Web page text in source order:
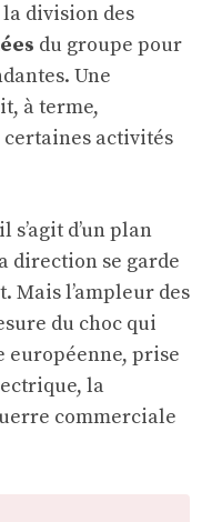
division des
du groupe pour
Une
à terme,
certaines activités
s’agit d’un plan
direction se garde
Mais l’ampleur des
du choc qui
européenne, prise
la
commerciale